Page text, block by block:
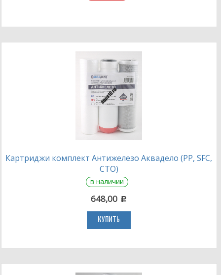
Картриджи комплект Антижелезо Аквадело (PP, SFC,
CTO)
в наличии
648,00 c
КУПИТЬ